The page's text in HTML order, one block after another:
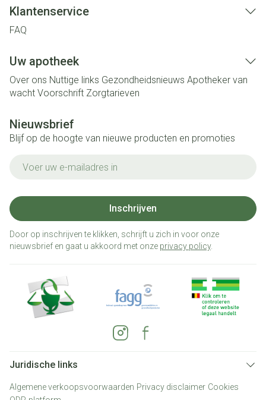
Klantenservice
FAQ
Uw apotheek
Over ons Nuttige links Gezondheidsnieuws Apotheker van
wacht Voorschrift Zorgtarieven
Nieuwsbrief
Blijf op de hoogte van nieuwe producten en promoties
Inschrijven
Door op inschrijven te klikken, schrijft u zich in voor onze
nieuwsbrief en gaat u akkoord met onze privacy policy.
Juridische links
Algemene verkoopsvoorwaarden Privacy disclaimer Cookies